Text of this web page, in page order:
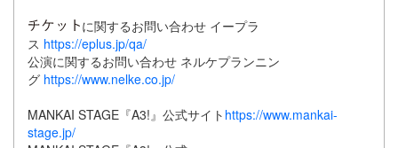
に関するお問い合わせ イープラ
ス https://eplus.jp/qa/
公演に関するお問い合わせ ネルケプランニン
グ https://www.nelke.co.jp/
MANKAI STAGE『A3!』公式サイト https://www.mankai-
stage.jp/